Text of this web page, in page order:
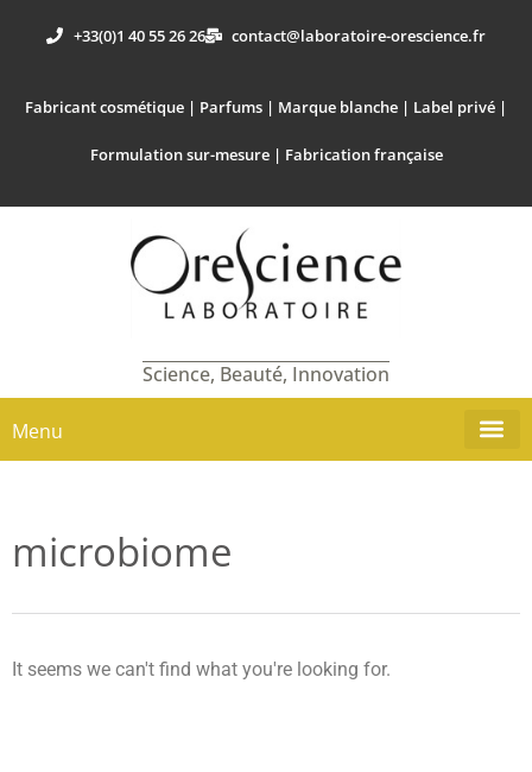
+33(0)1 40 55 26 26 contact@laboratoire-orescience.fr
Fabricant cosmétique | Parfums | Marque blanche | Label privé |
Formulation sur-mesure | Fabrication française
Science, Beauté, Innovation
Menu
microbiome
It seems we can't find what you're looking for.